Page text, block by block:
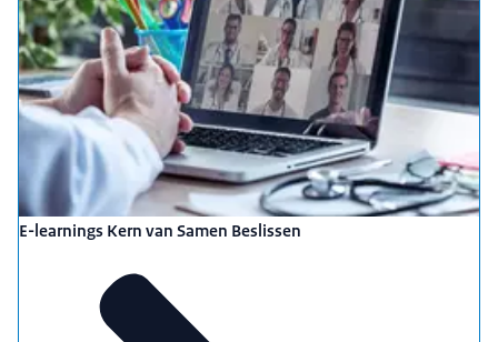
E-learnings Kern van Samen Beslissen